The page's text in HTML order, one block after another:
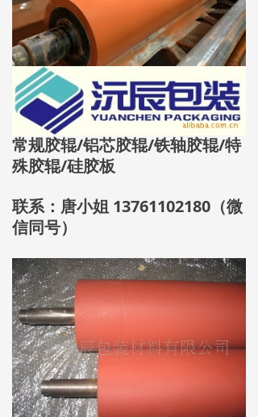
常规胶辊/铝芯胶辊/铁轴胶辊/特
殊胶辊/硅胶板
联系：唐小姐 13761102180（微
信同号）